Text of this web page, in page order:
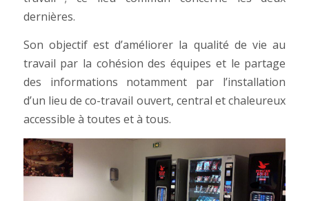
dernières.
Son objectif est d’améliorer la qualité de vie au
travail par la cohésion des équipes et le partage
des informations notamment par l’installation
d’un lieu de co-travail ouvert, central et chaleureux
accessible à toutes et à tous.